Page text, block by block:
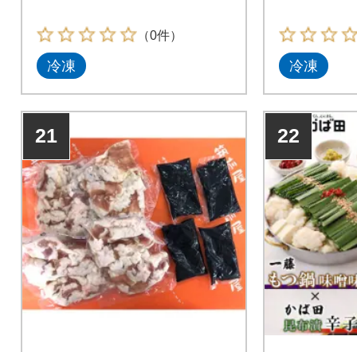
（0件）
冷凍 冷凍
21 22